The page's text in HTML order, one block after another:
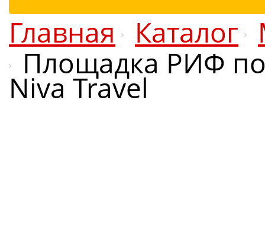
Главная Каталог
Площадка РИФ
Niva Travel